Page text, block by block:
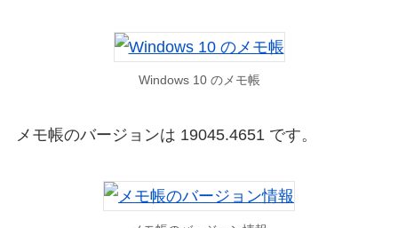
Windows 10 のメモ帳
メモ帳のバージョンは 19045.4651 です。